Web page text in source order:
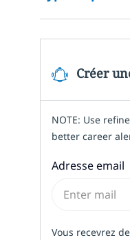
Créer
NOTE: Use
better career
Adresse email
Vous recevrez